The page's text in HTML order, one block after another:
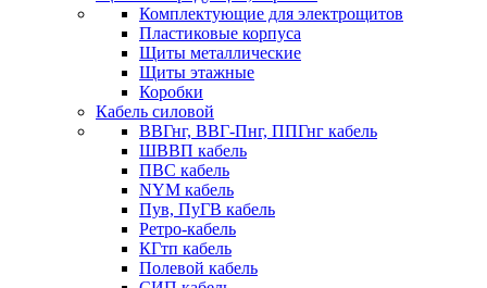
Комплектующие для электрощитов
Пластиковые корпуса
Щиты металлические
Щиты этажные
Коробки
Кабель силовой
ВВГнг, ВВГ-Пнг, ППГнг кабель
ШВВП кабель
ПВС кабель
NYM кабель
Пув, ПуГВ кабель
Ретро-кабель
КГтп кабель
Полевой кабель